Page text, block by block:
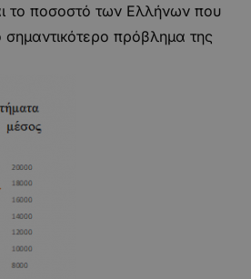
το ποσοστό των Ελλήνων που
σημαντικότερο πρόβλημα της